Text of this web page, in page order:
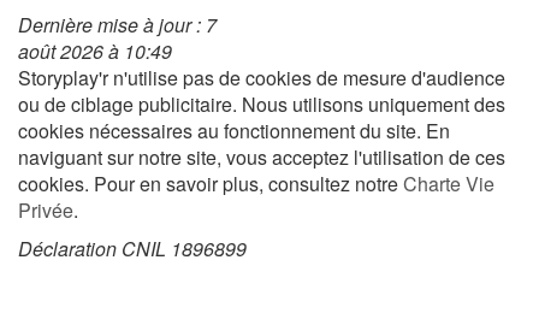
Rencontres et témoignages
Contes d'ici et d'ailleurs
Autour de la lecture
Apprendre à lire
Livre audio
Dernière mise à jour : 7
août 2026 à 10:49
Storyplay'r n'utilise pas de cookies de mesure d'audience
ou de ciblage publicitaire. Nous utilisons uniquement des
cookies nécessaires au fonctionnement du site. En
naviguant sur notre site, vous acceptez l'utilisation de ces
cookies. Pour en savoir plus, consultez notreCharte Vie
Privée.
Déclaration CNIL 1896899